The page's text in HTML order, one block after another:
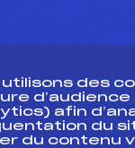
utilisons des
d’audience
afin
du
du contenu